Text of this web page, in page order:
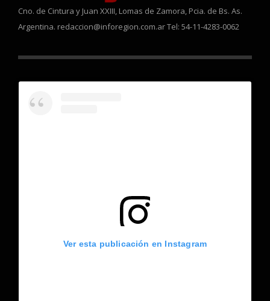
Cno. de Cintura y Juan XXIII, Lomas de Zamora, Pcia. de Bs. As.
Argentina. redaccion@inforegion.com.ar Tel: 54-11-4283-0062
Ver esta publicación en Instagram